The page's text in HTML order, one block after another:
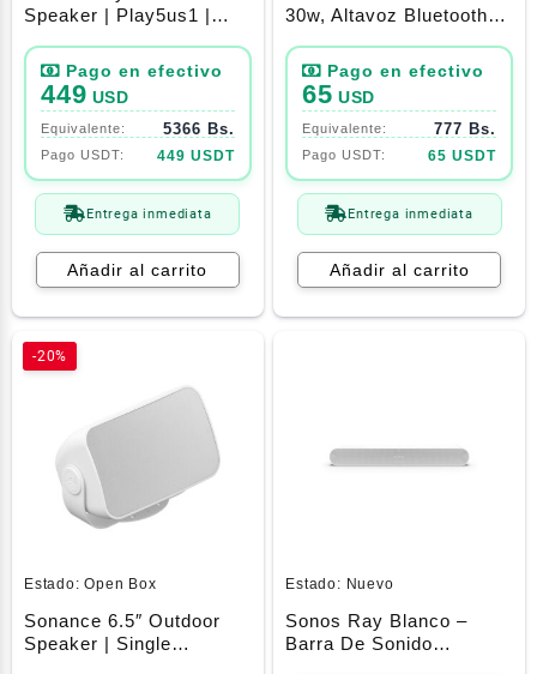
Speaker | Play5us1 |
449 USD
5366 Bs.
449 USDT
Entrega inmediata
Añadir al carrito
30w, Altavoz Bluetooth
Polvo Y Al Agua
Ip67(Red)
65 USD
777 Bs.
65 USDT
Entrega inmediata
Añadir al carrito
-20%
Estado:Open Box
Sonance 6.5″ Outdoor
Speaker | Single
Estado: Nuevo
Sonos Ray Blanco –
Barra De Sonido